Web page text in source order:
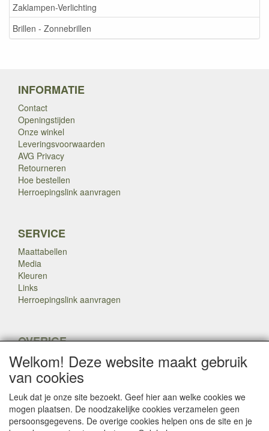
Zaklampen-Verlichting
Brillen - Zonnebrillen
INFORMATIE
Contact
Openingstijden
Onze winkel
Leveringsvoorwaarden
AVG Privacy
Retourneren
Hoe bestellen
Herroepingslink aanvragen
SERVICE
Maattabellen
Media
Kleuren
Links
Herroepingslink aanvragen
OVERIGE
Veteranen
Nieuws
Inkoop
Herroepingslink aanvragen
Welkom! Deze website maakt gebruik
van cookies
Leuk dat je onze site bezoekt. Geef hier aan welke cookies we
mogen plaatsen. De noodzakelijke cookies verzamelen geen
persoonsgegevens. De overige cookies helpen ons de site en je